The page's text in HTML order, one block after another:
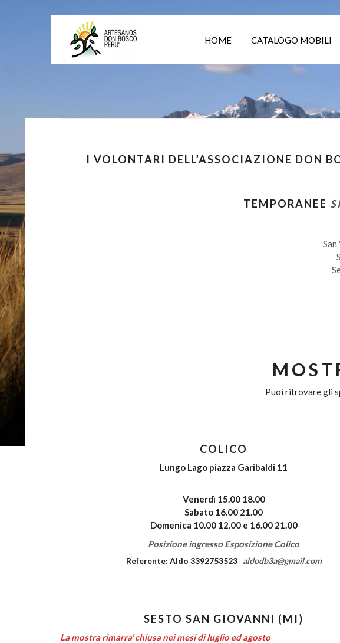
HOME CATALOGO MOBILI
I VOLONTARI DELL’ASSOCIAZIONE DON
TEMPORANEE
San
Puoi ritrovare gli
COLICO
Lungo Lago piazza Garibaldi 11
Venerdì 15.00 18.00
Sabato 16.00 21.00
Domenica 10.00 12.00 e 16.00 21.00
Posizione ingresso Esposizione Colico
Referente: Aldo 3392753523 aldodb3a@gmail.com
SESTO SAN GIOVANNI (MI)
La mostra rimarra’ chiusa nei mesi di luglio ed agosto